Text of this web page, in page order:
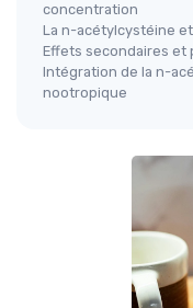
concentration
La n-acétylcystéine
Effets secondaires et
Intégration de la n-
nootropique